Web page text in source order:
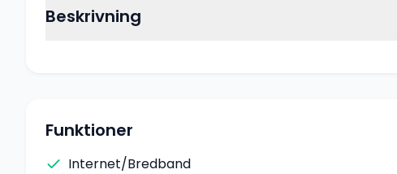
Beskrivning
Funktioner
Internet/Bredband